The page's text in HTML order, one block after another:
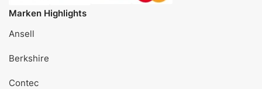
Marken Highlights
Ansell
Berkshire
Contec